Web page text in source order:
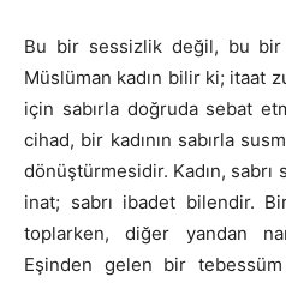
Bu bir sessizlik değil, bu bir
Müslüman kadın bilir ki; itaat
için sabırla doğruda sebat
cihad, bir kadının sabırla
dönüştürmesidir. Kadın, sabrı
inat; sabrı ibadet bilendir.
toplarken, diğer yandan
Eşinden gelen bir